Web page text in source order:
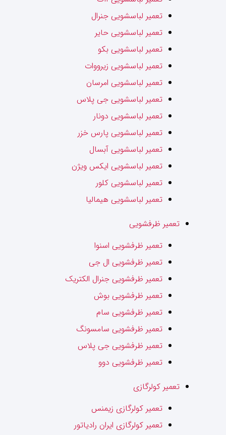
تعمیر لباسشویی جنرال
تعمیر لباسشویی حایر
تعمیر لباسشویی بکو
تعمیر لباسشویی زیرووات
تعمیر لباسشویی امرسان
تعمیر لباسشویی جی پلاس
تعمیر لباسشویی دونار
تعمیر لباسشویی پارس خزر
تعمیر لباسشویی آبسال
تعمیر لباسشویی ایکس ویژن
تعمیر لباسشویی کلور
تعمیر لباسشویی هیمالیا
تعمیر ظرفشویی
تعمیر ظرفشویی اسنوا
تعمیر ظرفشویی ال جی
تعمیر ظرفشویی جنرال الکتریک
تعمیر ظرفشویی بوش
تعمیر ظرفشویی سام
تعمیر ظرفشویی سامسونگ
تعمیر ظرفشویی جی پلاس
تعمیر ظرفشویی دوو
تعمیر کولرگازی
تعمیر کولرگازی زیمنس
تعمیر کولرگازی ایران رادیاتور